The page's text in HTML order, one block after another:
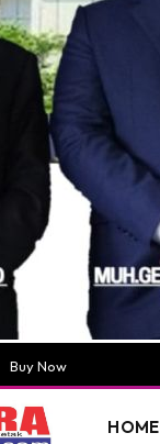
Buy Now
HOME